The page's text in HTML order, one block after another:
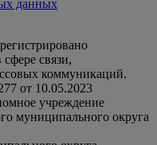
данных
связи,
коммуникаций.
от 10.05.2023
учреждение
муниципального округа